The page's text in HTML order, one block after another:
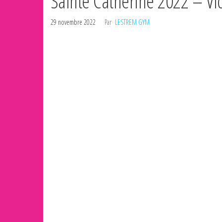
29 novembre 2022 Par LESTREM GYM